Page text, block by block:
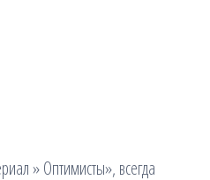
» Оптимисты», всегда